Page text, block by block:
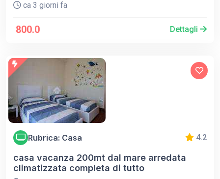
ca 3 giorni fa
800.0 Dettagli
Rubrica: Casa 4.2
casa vacanza 200mt dal mare arredata
climatizzata completa di tutto